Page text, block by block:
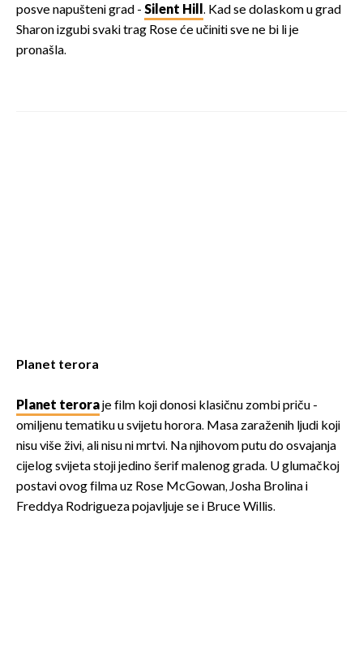
posve napušteni grad - Silent Hill. Kad se dolaskom u grad
Sharon izgubi svaki trag Rose će učiniti sve ne bi li je
pronašla.
Planet terora
Planet teroraje film koji donosi klasičnu zombi priču -
omiljenu tematiku u svijetu horora. Masa zaraženih ljudi koji
nisu više živi, ali nisu ni mrtvi. Na njihovom putu do osvajanja
cijelog svijeta stoji jedino šerif malenog grada. U glumačkoj
postavi ovog filma uz Rose McGowan, Josha Brolina i
Freddya Rodrigueza pojavljuje se i Bruce Willis.